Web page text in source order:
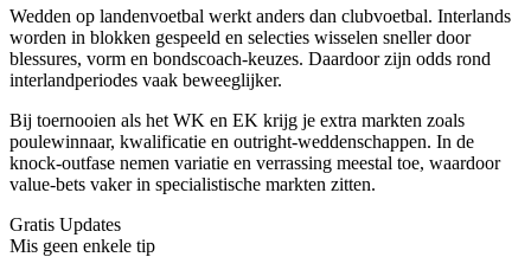
Wedden op landenvoetbal werkt anders dan clubvoetbal. Interlands
worden in blokken gespeeld en selecties wisselen sneller door
blessures, vorm en bondscoach-keuzes. Daardoor zijn odds rond
interlandperiodes vaak beweeglijker.
Bij toernooien als het WK en EK krijg je extra markten zoals
poulewinnaar, kwalificatie en outright-weddenschappen. In de
knock-outfase nemen variatie en verrassing meestal toe, waardoor
value-bets vaker in specialistische markten zitten.
Gratis Updates
Mis geen enkele tip